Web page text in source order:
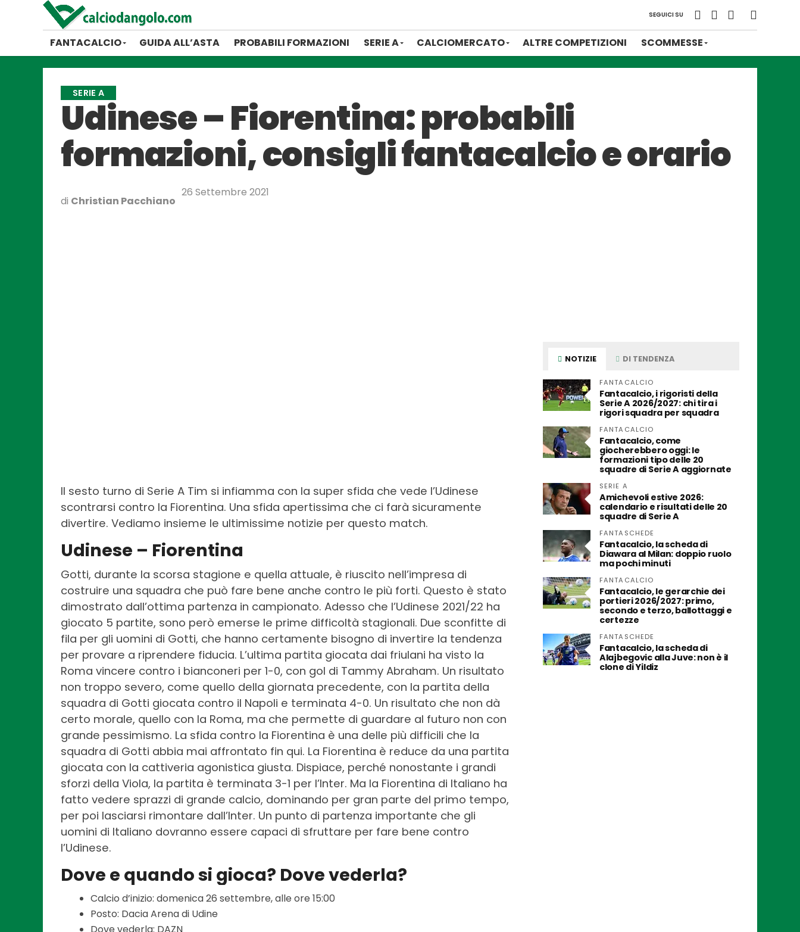
SEGUICI SU
FANTACALCIO GUIDA ALL’ASTA PROBABILI FORMAZIONI SERIE A CALCIOMERCATO ALTRE COMPETIZIONI SCOMMESSE
SERIE A
Udinese – Fiorentina: probabili
formazioni, consigli fantacalcio e orario
di Christian Pacchiano
26 Settembre 2021
Il sesto turno di Serie A Tim si infiamma con la super sfida che vede l’Udinese
scontrarsi contro la Fiorentina. Una sfida apertissima che ci farà sicuramente
divertire. Vediamo insieme le ultimissime notizie per questo match.
Udinese – Fiorentina
Gotti, durante la scorsa stagione e quella attuale, è riuscito nell’impresa di
costruire una squadra che può fare bene anche contro le più forti. Questo è stato
dimostrato dall’ottima partenza in campionato. Adesso che l’Udinese 2021/22 ha
giocato 5 partite, sono però emerse le prime difficoltà stagionali. Due sconfitte di
fila per gli uomini di Gotti, che hanno certamente bisogno di invertire la tendenza
per provare a riprendere fiducia. L’ultima partita giocata dai friulani ha visto la
Roma vincere contro i bianconeri per 1-0, con gol di Tammy Abraham. Un risultato
non troppo severo, come quello della giornata precedente, con la partita della
squadra di Gotti giocata contro il Napoli e terminata 4-0. Un risultato che non dà
certo morale, quello con la Roma, ma che permette di guardare al futuro non con
grande pessimismo. La sfida contro la Fiorentina è una delle più difficili che la
squadra di Gotti abbia mai affrontato fin qui. La Fiorentina è reduce da una partita
giocata con la cattiveria agonistica giusta. Dispiace, perché nonostante i grandi
sforzi della Viola, la partita è terminata 3-1 per l’Inter. Ma la Fiorentina di Italiano ha
fatto vedere sprazzi di grande calcio, dominando per gran parte del primo tempo,
per poi lasciarsi rimontare dall’Inter. Un punto di partenza importante che gli
uomini di Italiano dovranno essere capaci di sfruttare per fare bene contro
l’Udinese.
Dove e quando si gioca? Dove vederla?
Calcio d’inizio: domenica 26 settembre, alle ore 15:00
Posto: Dacia Arena di Udine
NOTIZIE DI TENDENZA
FANTACALCIO
Fantacalcio, i rigoristi della
Serie A 2026/2027: chi tira i
rigori squadra per squadra
FANTACALCIO
Fantacalcio, come
giocherebbero oggi: le
formazioni tipo delle 20
squadre di Serie A aggiornate
SERIE A
Amichevoli estive 2026:
calendario e risultati delle 20
squadre di Serie A
FANTASCHEDE
Fantacalcio, la scheda di
Diawara al Milan: doppio ruolo
ma pochi minuti
FANTACALCIO
Fantacalcio, le gerarchie dei
portieri 2026/2027: primo,
secondo e terzo, ballottaggi e
certezze
FANTASCHEDE
Fantacalcio, la scheda di
Alajbegovic alla Juve: non è il
clone di Yildiz